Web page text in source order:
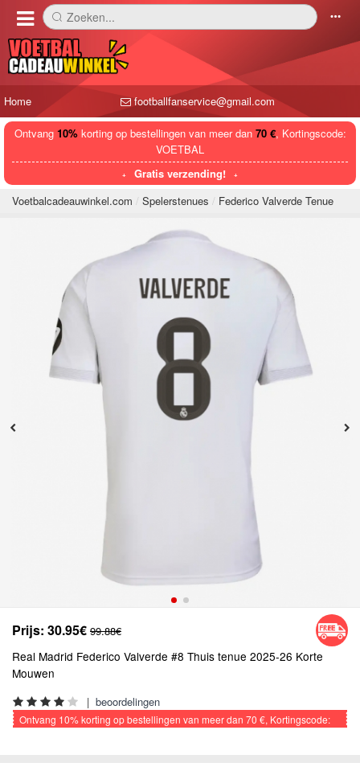
󰅼 Zoeken... 󰄒
Home footballfanservice@gmail.com
Ontvang 10%korting op bestellingen van meer dan 70 €, Kortingscode:
VOETBAL
Gratis verzending!
Voetbalcadeauwinkel.com
Spelerstenues Federico Valverde Tenue
Prijs: 30.95€ 99.88€
Real Madrid Federico Valverde #8 Thuis tenue 2025-26 Korte
Mouwen
| beoordelingen
Ontvang 10%korting op bestellingen van meer dan 70 €, Kortingscode: